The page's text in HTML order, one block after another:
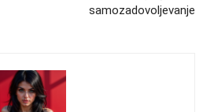
samozadovoljevanje